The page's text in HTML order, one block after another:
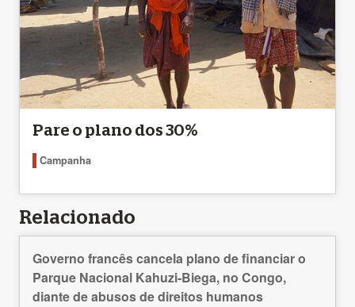
Pare o plano dos 30%
Campanha
Relacionado
Governo francês cancela plano de financiar o
Parque Nacional Kahuzi-Biega, no Congo,
diante de abusos de direitos humanos